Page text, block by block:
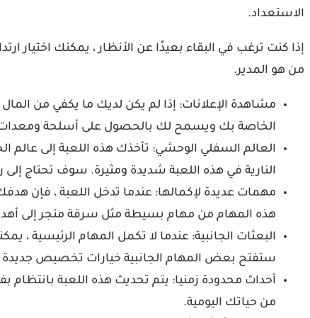
الاستعداد.
إذا كنت ترغب في البقاء بعيدًا عن الأنظار ، يمكنك اختيار
من هو المدير.
مشاهدة الإعلانات: إذا لم يكن لديك ما يكفي من
الخاصة بك ويسمح لك بالحصول على أسلحة ومعدات
العالم السفلي الوحشي: تأخذك هذه اللعبة إلى
النارية في هذه اللعبة شديدة ومثيرة. سوف تحتاج
مهمات عديدة لإكمالها: عندما تدخل اللعبة ، فإن
هذه المهام من مهام بسيطة مثل سرقة متجر إلى
البعثات الجانبية: عندما لا تكمل المهام الرئيسية
ستفتح بعض المهام الجانبية خيارات تخصيص
أحداث محدودة زمنيا: يتم تحديث هذه اللعبة
من حياتك اليومية.